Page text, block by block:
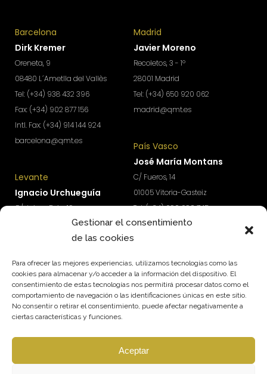
Gestionar el consentimiento
de las cookies
Para ofrecer las mejores experiencias, utilizamos tecnologías como las
cookies para almacenar y/o acceder a la información del dispositivo. El
consentimiento de estas tecnologías nos permitirá procesar datos como el
comportamiento de navegación o las identificaciones únicas en este sitio.
No consentir o retirar el consentimiento, puede afectar negativamente a
ciertas características y funciones.
Aceptar
Barcelona
Dirk Kremer
Oreneta, 9
08480 L´Ametlla del Vallès
Tel: (+34) 938 432 396
Fax: (+34) 902 877 156
Intl. Fax: (+34) 914 144 924
barcelona@qmt.es
Levante
Ignacio Urchueguía
C/ Jaime Roig, 19
Tel: (+34) 674 570 918
Madrid
Javier Moreno
Recoletos, 3 - 1º
28001 Madrid
Tel: (+34) 650 920 062
madrid@qmt.es
País Vasco
José María Montans
C/ Fueros, 14
01005 Vitoria-Gasteiz
Tel: (+34) 690 690 745
paisvasco@qmt.es
¿Quieres acceder a contenidos exclusivos para
impulsar el crecimiento y rentabilidad de tu
empresa?
Suscríbete a nuestra newsletter.
SUSCRÍBETE